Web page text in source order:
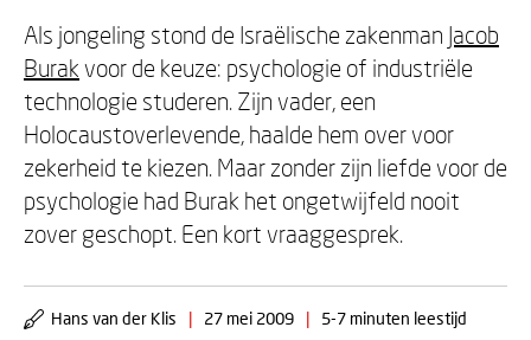
Als jongeling stond de Israëlische zakenman Jacob
Burak voor de keuze: psychologie of industriële
technologie studeren. Zijn vader, een
Holocaustoverlevende, haalde hem over voor
zekerheid te kiezen. Maar zonder zijn liefde voor de
psychologie had Burak het ongetwijfeld nooit
zover geschopt. Een kort vraaggesprek.
Hans van der Klis | 27 mei 2009 | 5-7 minuten leestijd